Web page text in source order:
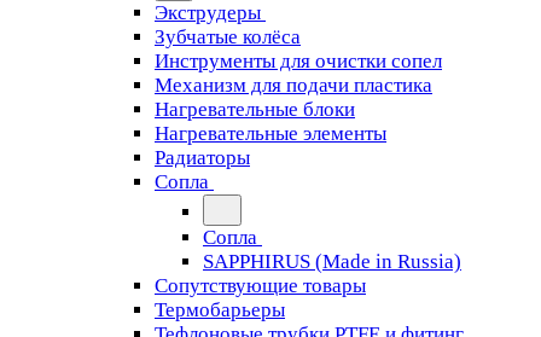
Экструдеры
Зубчатые колёса
Инструменты для очистки сопел
Механизм для подачи пластика
Нагревательные блоки
Нагревательные элементы
Радиаторы
Сопла
Сопла
SAPPHIRUS (Made in Russia)
Сопутствующие товары
Термобарьеры